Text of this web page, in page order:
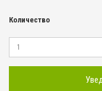
Количество